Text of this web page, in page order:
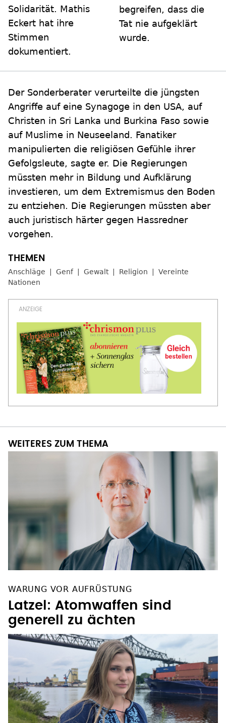
Solidarität. Mathis
Eckert hat ihre
Stimmen
dokumentiert.
begreifen, dass die
Tat nie aufgeklärt
wurde.
Der Sonderberater verurteilte die jüngsten
Angriffe auf eine Synagoge in den USA, auf
Christen in Sri Lanka und Burkina Faso sowie
auf Muslime in Neuseeland. Fanatiker
manipulierten die religiösen Gefühle ihrer
Gefolgsleute, sagte er. Die Regierungen
müssten mehr in Bildung und Aufklärung
investieren, um dem Extremismus den Boden
zu entziehen. Die Regierungen müssten aber
auch juristisch härter gegen Hassredner
vorgehen.
Anschläge Genf Gewalt Religion
Vereinte
Nationen
WEITERES ZUM THEMA
WARUNG VOR AUFRÜSTUNG
Latzel: Atomwaffen sind
generell zu ächten